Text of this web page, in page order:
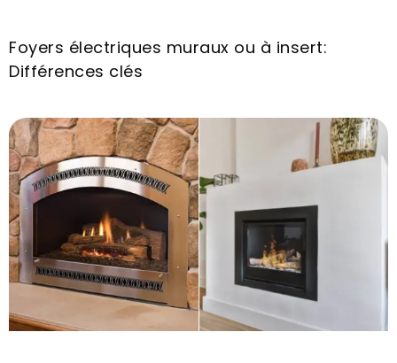
Foyers électriques muraux ou à insert:
Différences clés